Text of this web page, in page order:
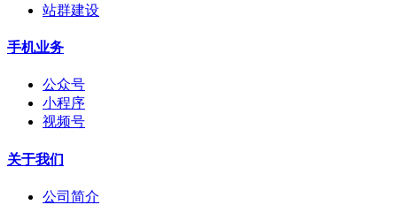
站群建设
手机业务
公众号
小程序
视频号
关于我们
公司简介